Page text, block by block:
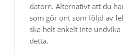
datorn. Alternativt att du
som gör ont som följd av
ska helt enkelt inte undvika
detta.